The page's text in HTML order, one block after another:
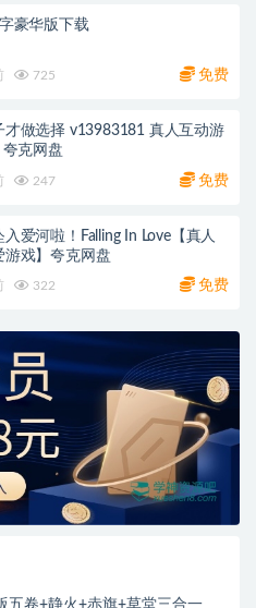
豪华版下载
725 免费
真人互动游
克网盘
247 免费
爱河啦！Falling In Love【真人
游戏】夸克网盘
322 免费